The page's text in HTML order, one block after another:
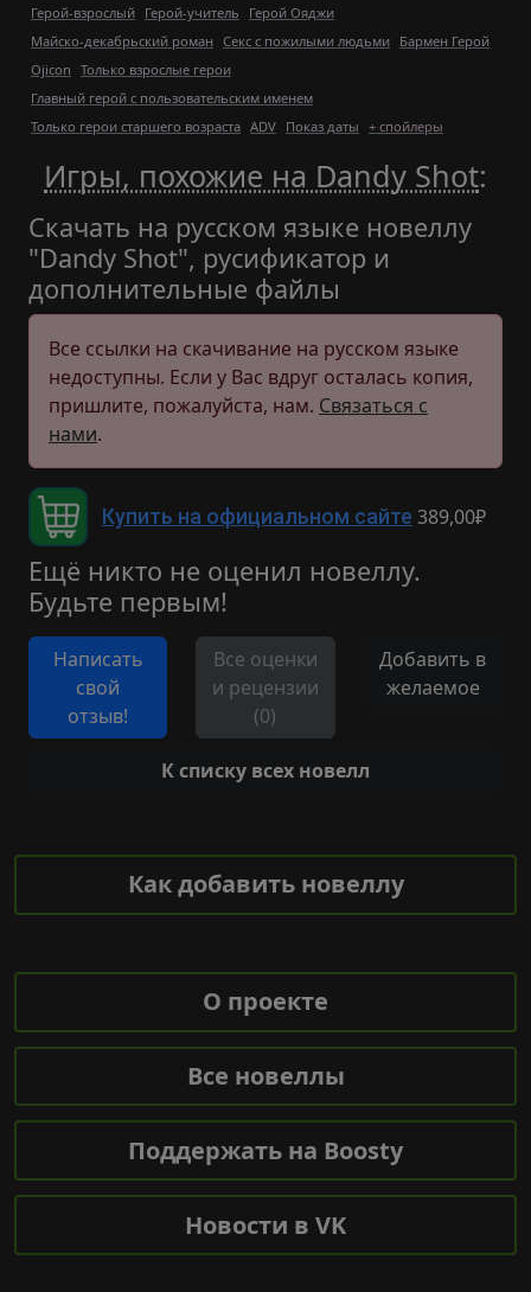
Герой-взрослый Герой-учитель
Герой Ояджи
Майско-декабрьский роман Секс с пожилыми людьми Бармен Герой
Ojicon Только взрослые герои
Главный герой с пользовательским именем
Только герои старшего возраста ADV Показ даты + спойлеры
Игры, похожие на Dandy Shot:
Скачать на русском языке новеллу
"Dandy Shot", русификатор и
дополнительные файлы
Все ссылки на скачивание на русском языке
недоступны. Если у Вас вдруг осталась копия,
пришлите, пожалуйста, нам. Связаться с
нами.
Купить на официальном сайте 389,00₽
Ещё никто не оценил новеллу.
Будьте первым!
Написать
свой
отзыв!
Все оценки
и рецензии
(0)
Добавить в
желаемое
К списку всех новелл
Как добавить новеллу
О проекте
Все новеллы
Поддержать на Boosty
Новости в VK